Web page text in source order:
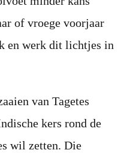
of vroege voorjaar
en werk dit lichtjes in
van Tagetes
kers rond de
wil zetten. Die